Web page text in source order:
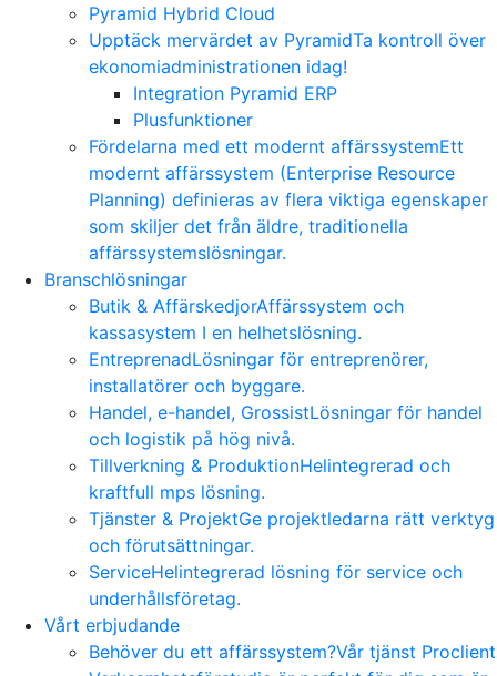
Pyramid Hybrid Cloud
Upptäck mervärdet av PyramidTa kontroll över
ekonomiadministrationen idag!
Integration Pyramid ERP
Plusfunktioner
Fördelarna med ett modernt affärssystemEtt
modernt affärssystem (Enterprise Resource
Planning) definieras av flera viktiga egenskaper
som skiljer det från äldre, traditionella
affärssystemslösningar.
Branschlösningar
Butik & AffärskedjorAffärssystem och
kassasystem I en helhetslösning.
EntreprenadLösningar för entreprenörer,
installatörer och byggare.
Handel, e-handel, GrossistLösningar för handel
och logistik på hög nivå.
Tillverkning & ProduktionHelintegrerad och
kraftfull mps lösning.
Tjänster & ProjektGe projektledarna rätt verktyg
och förutsättningar.
ServiceHelintegrerad lösning för service och
underhållsföretag.
Vårt erbjudande
Behöver du ett affärssystem?Vår tjänst Proclient